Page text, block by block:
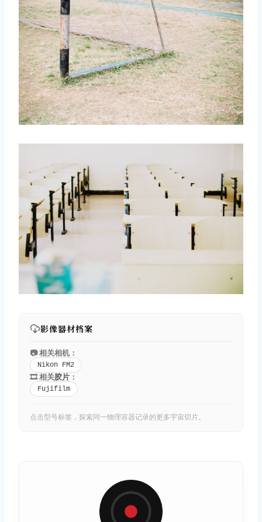
影像器材档案
📷 相关相机：
Nikon FM2
🎞️ 相关胶片 ：
Fujifilm
点击型号标签，探索同一物理容器记录的更多宇宙切片。
取消 搜索